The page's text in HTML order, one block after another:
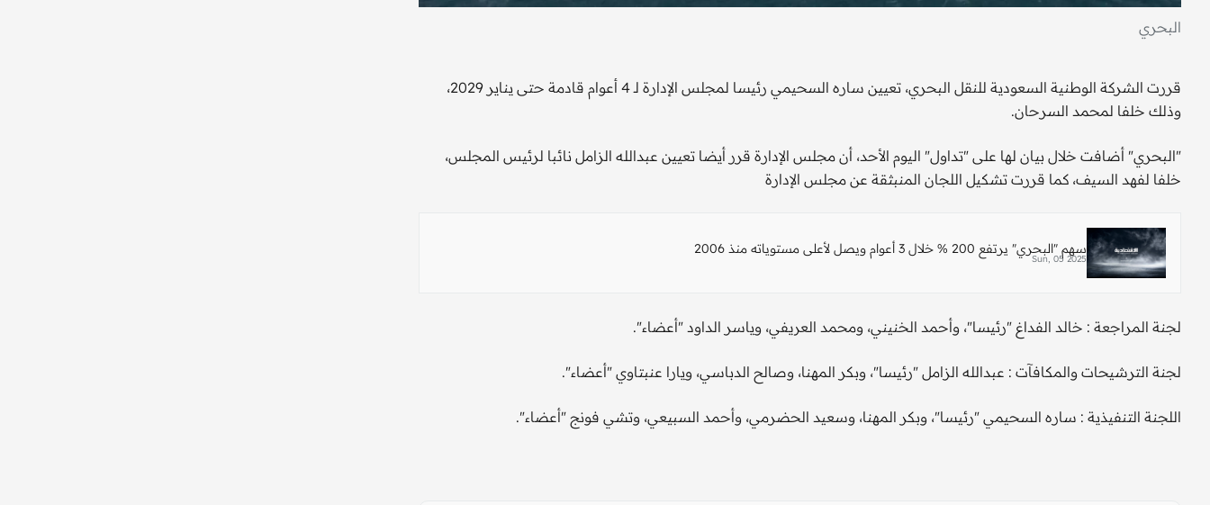
البحري
قررت الشركة الوطنية السعودية للنقل البحري، تعيين ساره السحيمي رئيسا لمجلس الإدارة لـ 4 أعوام قادمة حتى يناير 2029،
وذلك خلفا لمحمد السرحان.
"البحري" أضافت خلال بيان لها على "تداول" اليوم الأحد، أن مجلس الإدارة قرر أيضا تعيين عبدالله الزامل نائبا لرئيس المجلس،
خلفا لفهد السيف، كما قررت تشكيل اللجان المنبثقة عن مجلس الإدارة
سهم "البحري" يرتفع 200 % خلال 3 أعوام ويصل لأعلى مستوياته منذ 2006
Sun, 05 2025
لجنة المراجعة : خالد الفداغ "رئيسا"، وأحمد الخنيني، ومحمد العريفي، وياسر الداود "أعضاء".
لجنة الترشيحات والمكافآت : عبدالله الزامل "رئيسا"، وبكر المهنا، وصالح الدباسي، ويارا عنبتاوي "أعضاء".
اللجنة التنفيذية : ساره السحيمي "رئيسا"، وبكر المهنا، وسعيد الحضرمي، وأحمد السبيعي، وتشي فونج "أعضاء".